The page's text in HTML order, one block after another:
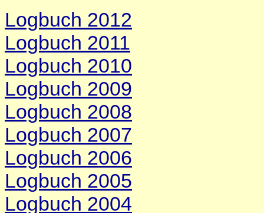
Logbuch 2012
Logbuch 2011
Logbuch 2010
Logbuch 2009
Logbuch 2008
Logbuch 2007
Logbuch 2006
Logbuch 2005
Logbuch 2004